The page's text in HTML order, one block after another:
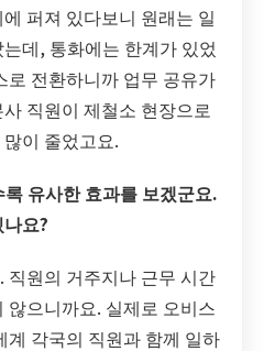
퍼져 있다보니 원래는 일
데, 통화에는 한계가 있었
로 전환하니까 업무 공유가
직원이 제철소 현장으로
이 줄었고요.
유사한 효과를 보겠군요.
요?
직원의 거주지나 근무 시간
으니까요. 실제로 오비스
계 각국의 직원과 함께 일하